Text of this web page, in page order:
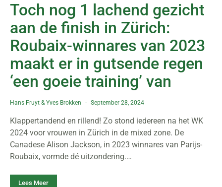
Toch nog 1 lachend gezicht
aan de finish in Zürich:
Roubaix-winnares van 2023
maakt er in gutsende regen
‘een goeie training’ van
Hans Fruyt &Yves Brokken September 28, 2024
Klappertandend en rillend! Zo stond iedereen na het WK
2024 voor vrouwen in Zürich in de mixed zone. De
Canadese Alison Jackson, in 2023 winnares van Parijs-
Roubaix, vormde dé uitzondering.…
Lees Meer